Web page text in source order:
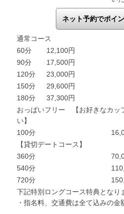
ネット予約でポイ
通常コース
60分
12,100円
90分
17,500円
120分
23,000円
150分
29,600円
180分
37,300円
おっぱいフリー 【お好きなカッ
い】
100分
【貸切デートコース】
360分
540分
720分
下記特別ロングコース特典となり
・指名料、交通費は全て込みの金